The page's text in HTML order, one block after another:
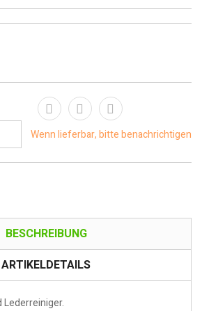
Wenn lieferbar, bitte benachrichtigen
BESCHREIBUNG
ARTIKELDETAILS
Lederreiniger.